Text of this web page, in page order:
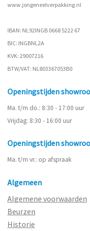
www.jongeneelverpakking.nl
IBAN: NL92INGB 0668 5222 67
BIC: INGBNL2A
KVK: 29007216
BTW/VAT: NL803367053B0
Openingstijden
Ma. t/m do.: 8:30 - 17:00 uur
Vrijdag: 8:30 - 16:00 uur
Openingstijden
Ma. t/m vr.: op afspraak
Algemeen
Algemene voorwaarden
Beurzen
Historie